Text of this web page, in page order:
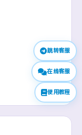
跳转客服
在线客服
使用教程